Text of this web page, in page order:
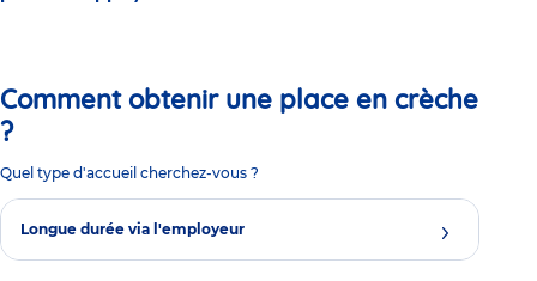
Comment obtenir une place en crèche
?
Quel type d'accueil cherchez-vous ?
Longue durée via l'employeur